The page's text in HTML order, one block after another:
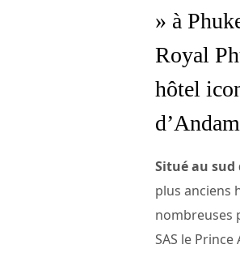
» à
Royal
hôtel
Situé au sud
plus anciens
nombreuses
SAS le